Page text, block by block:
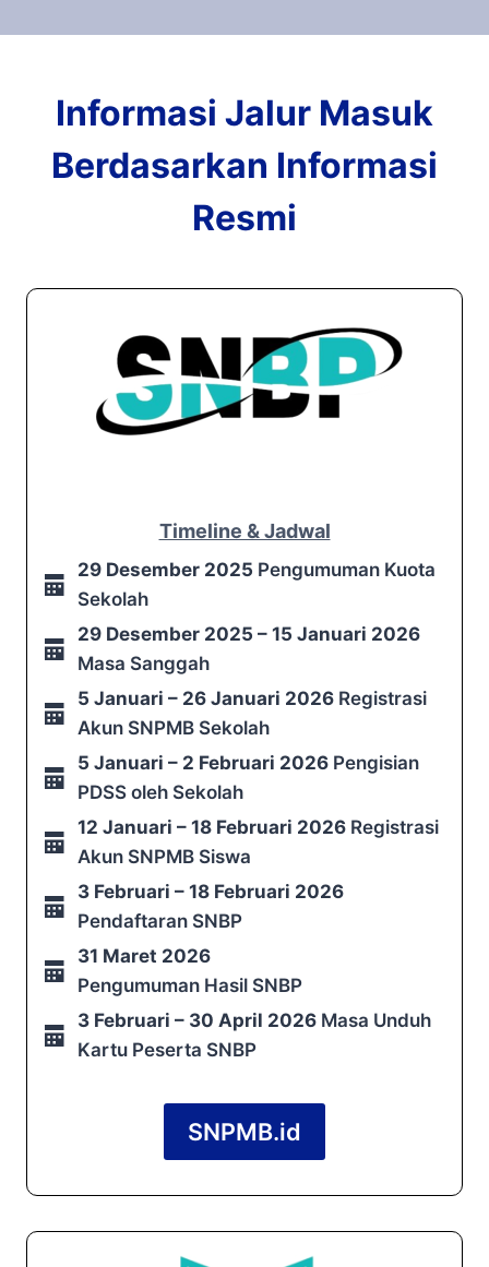
Informasi Jalur Masuk
Berdasarkan Informasi
Resmi
Timeline & Jadwal
29 Desember 2025 Pengumuman Kuota
Sekolah
29 Desember 2025 – 15 Januari 2026
Masa Sanggah
5 Januari – 26 Januari 2026 Registrasi
Akun SNPMB Sekolah
5 Januari – 2 Februari 2026 Pengisian
PDSS oleh Sekolah
12 Januari – 18 Februari 2026 Registrasi
Akun SNPMB Siswa
3 Februari – 18 Februari 2026
Pendaftaran SNBP
31 Maret 2026
Pengumuman Hasil SNBP
3 Februari – 30 April 2026 Masa Unduh
Kartu Peserta SNBP
SNPMB.id